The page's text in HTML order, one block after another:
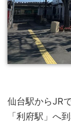
仙台駅からJR
「利府駅」へ到